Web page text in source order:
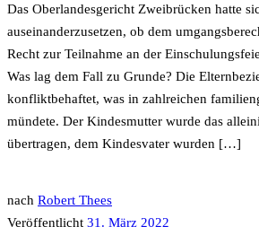
Das Oberlandesgericht Zweibrücken hatte
auseinanderzusetzen, ob dem
Recht zur Teilnahme an der
Was lag dem Fall zu Grunde? Die
konfliktbehaftet, was in zahlreichen
mündete. Der Kindesmutter wurde das
übertragen, dem Kindesvater wurden […]
nach Robert Thees
Veröffentlicht 31. März 2022